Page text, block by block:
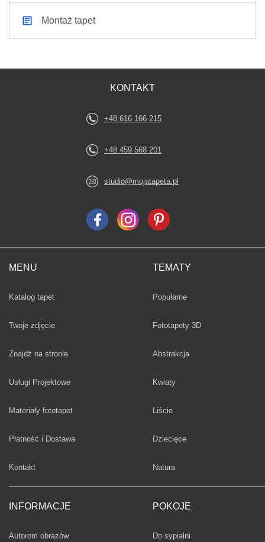
Montaż tapet
MENU
Katalog tapet
Twoje zdjęcie
Znajdż na stronie
Usługi Projektowe
Materiały fototapet
Płatność i Dostawa
Kontakt
INFORMACJE
Autorom obrazów
TEMATY
Fototapety
Popularne
Fototapety 3D
Fototapety
Abstrakcja
Fototapety
Kwiaty
Fototapety
Liście
Fototapety
Dziecięce
Fototapety
Natura
POKOJE
Fototapety
Do sypialni
KONTAKT
+48 616 166 215
+48 459 568 201
studio@mojatapeta.pl